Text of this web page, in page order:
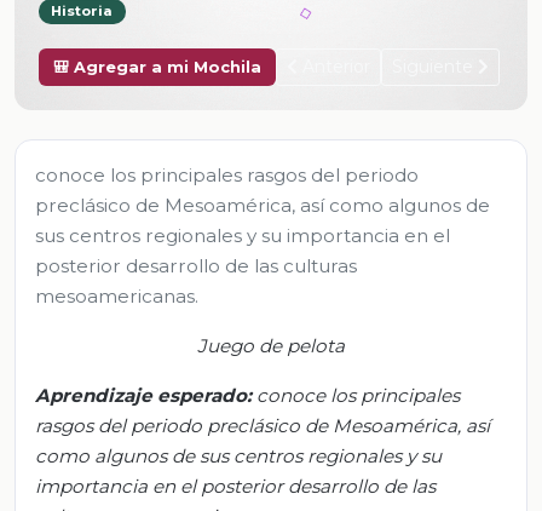
Historia
🎒 Agregar a mi Mochila
conoce los principales rasgos del periodo
preclásico de Mesoamérica, así como algunos de
sus centros regionales y su importancia en el
posterior desarrollo de las culturas
mesoamericanas.
Juego de pelota
Aprendizaje esperado:conoce los principales
rasgos del periodo preclásico de Mesoamérica, así
como algunos de sus centros regionales y su
importancia en el posterior desarrollo de las